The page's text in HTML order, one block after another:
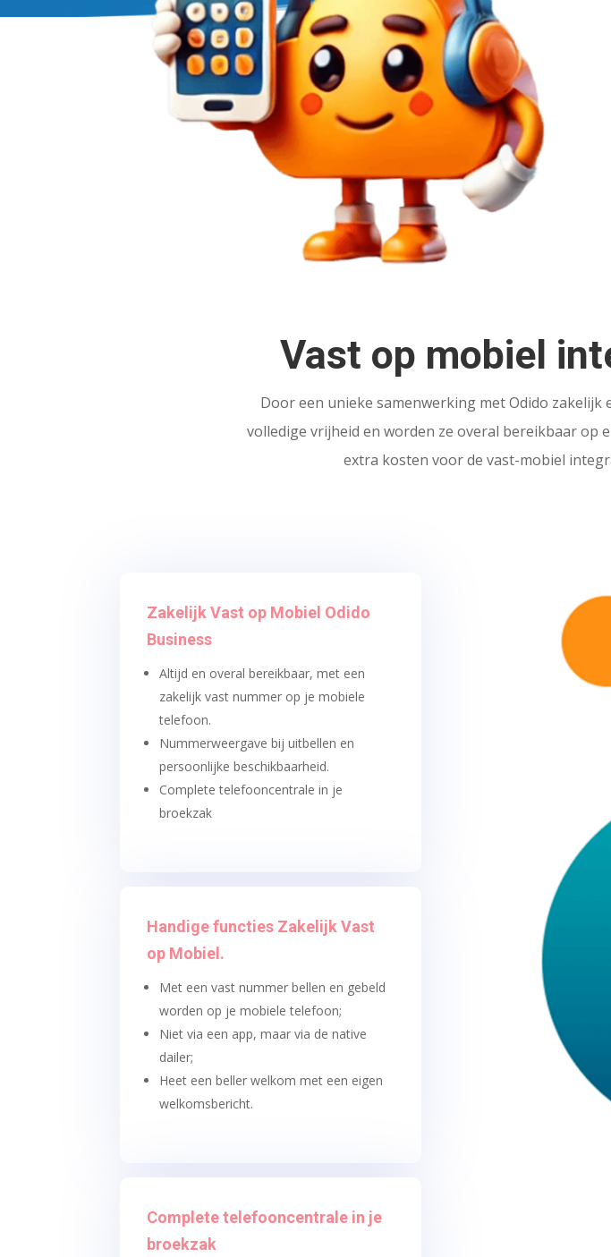
Vast op mobiel
Door een unieke samenwerking met Odido
volledige vrijheid en worden ze overal bereikbaar op
extra kosten voor de vast-mobiel
Zakelijk Vast op Mobiel Odido
Business
Altijd en overal bereikbaar, met een
zakelijk vast nummer op je mobiele
telefoon.
Nummerweergave bij uitbellen en
persoonlijke beschikbaarheid.
Complete telefooncentrale in je
broekzak
Handige functies Zakelijk Vast
op Mobiel.
Met een vast nummer bellen en gebeld
worden op je mobiele telefoon;
Niet via een app, maar via de native
dailer;
Heet een beller welkom met een eigen
welkomsbericht.
Complete telefooncentrale in je
broekzak